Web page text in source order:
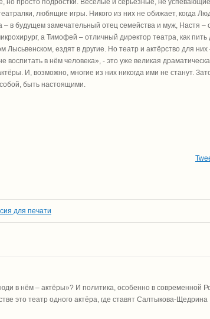
но просто подростки. Весёлые и серьёзные, не
любящие игры. Никого из них не обижает, когда
– в будущем замечательный отец семейства и муж, Настя –
а Тимофей – отличный директор театра, как пить
Лысьвенском, ездят в другие. Но театр и актёрство для
воспитать в нём человека», - это уже великая
И, возможно, многие из них никогда ими не станут.
быть настоящими.
для печати
в нём – актёры»? И политика, особенно в современной
это театр одного актёра, где ставят Салтыкова-Щедрина